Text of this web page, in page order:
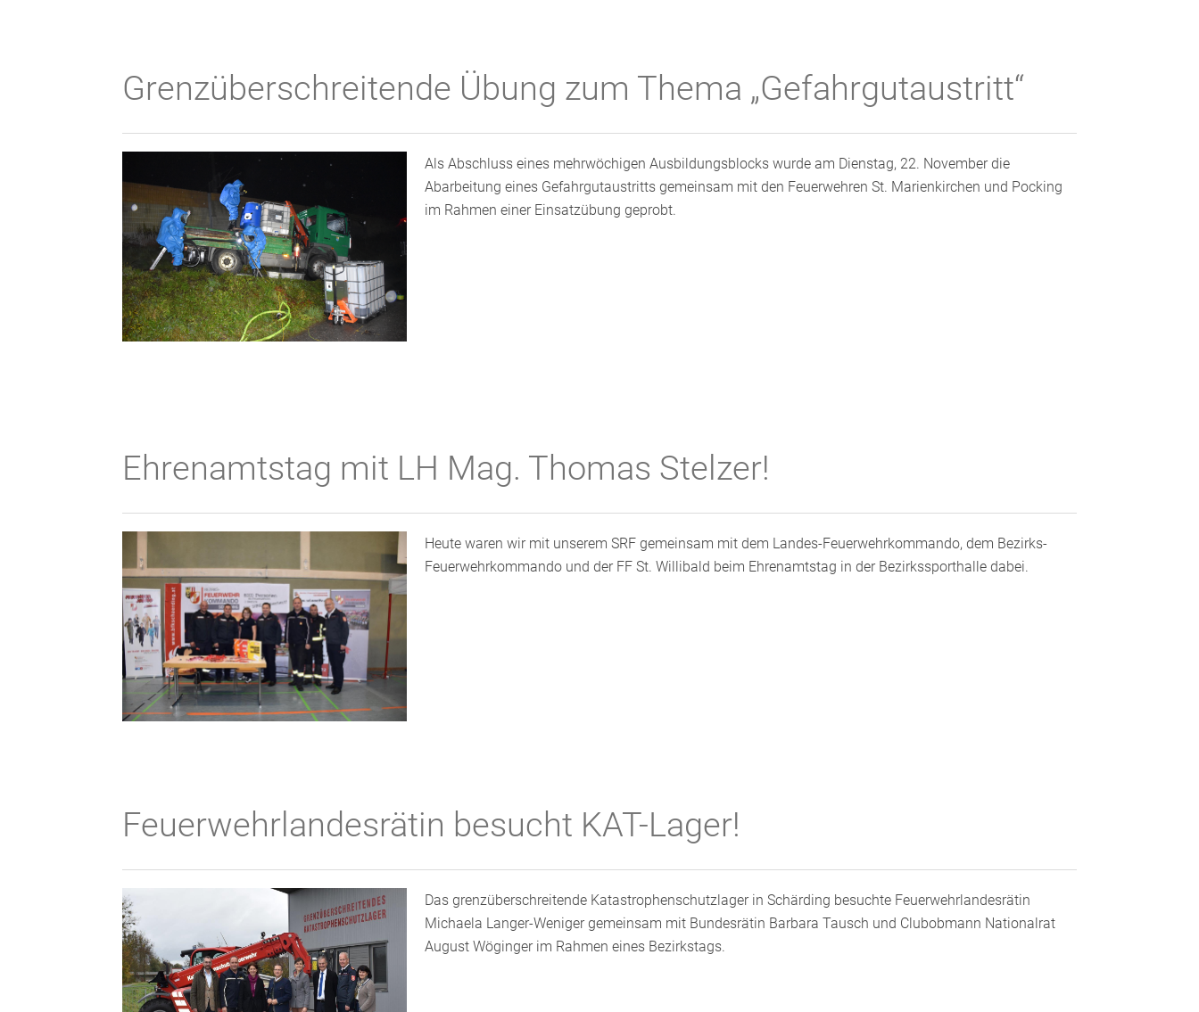
Grenzüberschreitende Übung zum Thema „Gefahrgutaustritt“
Als Abschluss eines mehrwöchigen Ausbildungsblocks wurde am Dienstag, 22. November die
Abarbeitung eines Gefahrgutaustritts gemeinsam mit den Feuerwehren St. Marienkirchen und Pocking
im Rahmen einer Einsatzübung geprobt.
Ehrenamtstag mit LH Mag. Thomas Stelzer!
Heute waren wir mit unserem SRF gemeinsam mit dem Landes-Feuerwehrkommando, dem Bezirks-
Feuerwehrkommando und der FF St. Willibald beim Ehrenamtstag in der Bezirkssporthalle dabei.
Feuerwehrlandesrätin besucht KAT-Lager!
Das grenzüberschreitende Katastrophenschutzlager in Schärding besuchte Feuerwehrlandesrätin
Michaela Langer-Weniger gemeinsam mit Bundesrätin Barbara Tausch und Clubobmann Nationalrat
August Wöginger im Rahmen eines Bezirkstags.